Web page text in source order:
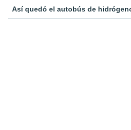
Así quedó el autobús de